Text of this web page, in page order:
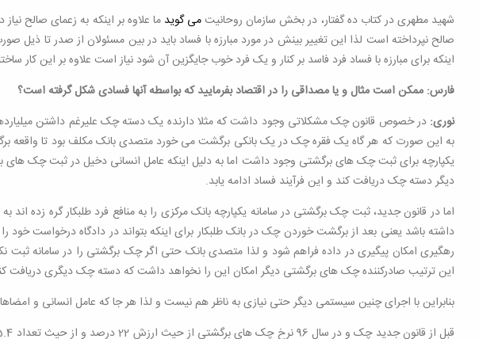
شهید مطهری در کتاب ده گفتار، در بخش سازمان روحانیتمی گوید ما علاوه بر اینکه به زعمای صالح
صالح نپرداخته است لذا این تغییر بینش در مورد مبارزه با فساد باید در بین مسئولان از صدر تا ذیل
اینکه برای مبارزه با فساد فرد فاسد بر کنار و یک فرد خوب جایگزین آن شود نیاز است علاوه بر این کار
فارس: ممکن است مثال و یا مصداقی را در اقتصاد بفرمایید که بواسطه آنها فسادی شکل گرفته است؟
نوری:در خصوص قانون چک مشکلاتی وجود داشت که مثلا دارنده یک دسته چک علیرغم داشتن
به این صورت که هر گاه یک فقره چک در یک بانکی برگشت می خورد متصدی بانک مکلف بود تا واقعه
یکپارچه برای ثبت چک های برگشتی وجود داشت اما به دلیل اینکه عامل انسانی دخیل در ثبت چک های
دیگر دسته چک دریافت کند و این فرآیند فساد ادامه یابد.
اما در قانون جدید، ثبت چک برگشتی در سامانه یکپارچه بانک مرکزی را به منافع فرد طلبکار گره زده
داشته باشد یعنی بعد از برگشت خوردن چک در بانک طلبکار برای اینکه بتواند در دادگاه درخواست
رهگیری امکان پیگیری در داده فراهم شود و لذا متصدی بانک حتی اگر چک برگشتی را در سامانه ثبت
این ترتیب صادرکننده چک های برگشتی دیگر امکان این را نخواهد داشت که دسته چک دیگری دریافت
بنابراین با اجرای چنین سیستمی دیگر حتی نیازی به ناظر هم نیست و لذا هر جا که عامل انسانی و